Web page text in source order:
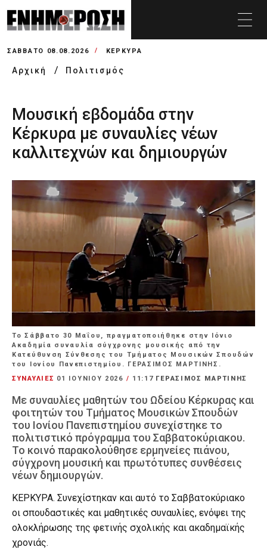
ΣΆΒΒΑΤΟ 08.08.2026 ΚΕΡΚΥΡΑ
Αρχική Πολιτισμός
Μουσική εβδομάδα στην
Κέρκυρα με συναυλίες νέων
καλλιτεχνών και δημιουργών
Το Σάββατο 30 Μαΐου, πραγματοποιήθηκε στην Ιόνιο
Ακαδημία συναυλία σύγχρονης μουσικής από την
Κατεύθυνση Σύνθεσης του Τμήματος Μουσικών Σπουδών
του Ιονίου Πανεπιστημίου. ΓΕΡΑΣΙΜΟΣ ΜΑΡΤΙΝΗΣ.
ΣΥΝΑΥΛΙΕΣ 01 ΙΟΥΝΊΟΥ 2026 / 11:17 ΓΕΡΑΣΙΜΟΣ ΜΑΡΤΙΝΗΣ
Με συναυλίες μαθητών του Ωδείου Κέρκυρας και
φοιτητών του Τμήματος Μουσικών Σπουδών
του Ιονίου Πανεπιστημίου συνεχίστηκε το
πολιτιστικό πρόγραμμα του Σαββατοκύριακου.
Το κοινό παρακολούθησε ερμηνείες πιάνου,
σύγχρονη μουσική και πρωτότυπες συνθέσεις
νέων δημιουργών.
ΚΕΡΚΥΡΑ. Συνεχίστηκαν και αυτό το Σαββατοκύριακο
οι σπουδαστικές και μαθητικές συναυλίες, ενόψει της
ολοκλήρωσης της φετινής σχολικής και ακαδημαϊκής
χρονιάς.